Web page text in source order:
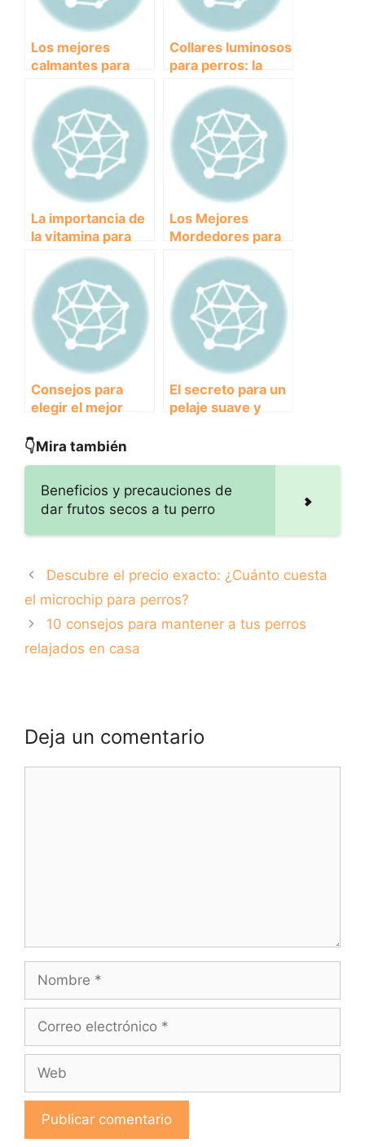
Los mejores
calmantes para
perros: alivio
seguro y efectivo
para su ansiedad y
estrés
Collares luminosos
para perros: la
solución para
paseos nocturnos
más seguros.
La importancia de
la vitamina para
perros: beneficios
y fuentes
recomendadas
Los Mejores
Mordedores para
Perros: ¿Cuál es el
adecuado para tu
mascota?
Consejos para
elegir el mejor
perros en bicicleta
El secreto para un
pelaje suave y
para perros
👇Mira también
Beneficios y precauciones de
dar frutos secos a tu perro
Descubre el precio exacto: ¿Cuánto cuesta
el microchip para perros?
10 consejos para mantener a tus perros
relajados en casa
Deja un comentario